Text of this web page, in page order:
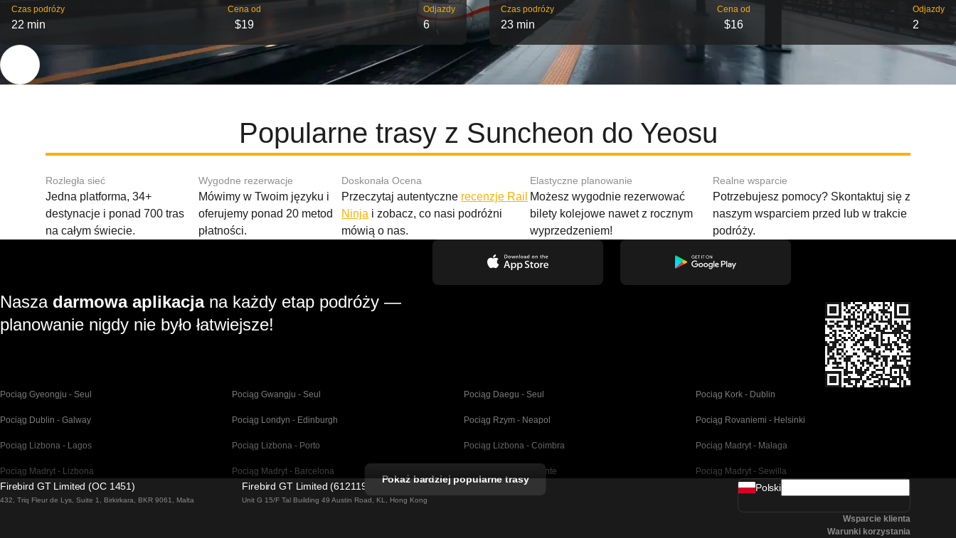
Czas podróży
22 min
Cena od
$19
Odjazdy
6
Czas podróży
23 min
Cena od
$16
Odjazdy
2
Popularne trasy z Suncheon do Yeosu
Rozległa sieć
Jedna platforma, 34+
destynacje i ponad 700 tras
na całym świecie.
Wygodne rezerwacje
Mówimy w Twoim języku i
oferujemy ponad 20 metod
płatności.
Doskonała Ocena
Przeczytaj autentyczne recenzje Rail
Ninja i zobacz, co nasi podróżni
mówią o nas.
Elastyczne planowanie
Możesz wygodnie rezerwować
bilety kolejowe nawet z rocznym
wyprzedzeniem!
Realne wsparcie
Potrzebujesz pomocy? Skontaktuj się z
naszym wsparciem przed lub w trakcie
podróży.
Nasza darmowa aplikacjana każdy etap podróży —
planowanie nigdy nie było łatwiejsze!
Pociąg Gyeongju - Seul Pociąg Gwangju - Seul Pociąg Daegu - Seul Pociąg Kork - Dublin
Pociąg Dublin - Galway Pociąg Londyn - Edinburgh Pociąg Rzym - Neapol Pociąg Rovaniemi - Helsinki
Pociąg Lizbona - Lagos Pociąg Lizbona - Porto Pociąg Lizbona - Coimbra Pociąg Madryt - Malaga
Pociąg Madryt - Lizbona Pociąg Madryt - Barcelona Pociąg Madryt - Alicante Pociąg Madryt - Sewilla
Pociąg Malaga - Madryt Pociąg Barcelona - Madryt Pociąg Barcelona - Malaga
Pokaż bardziej popularne trasy
Firebird GT Limited (OC 1451)
432, Triq Fleur de Lys, Suite 1, Birkirkara, BKR 9061, Malta
Firebird GT Limited (61211989)
Unit G 15/F Tal Building 49 Austin Road, KL, Hong Kong
Polski
Wsparcie klienta
Warunki korzystania